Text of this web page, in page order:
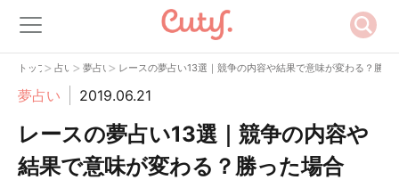
トップ> 占い> 夢占い> レースの夢占い13選｜競争の内容や結果で意味が変わる？勝っ
夢占い 2019.06.21
レースの夢占い13選｜競争の内容や
結果で意味が変わる？勝った場合